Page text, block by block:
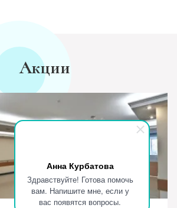
Анна Курбатова
Здравствуйте! Готова помочь
вам. Напишите мне, если у
вас появятся вопросы.
Акции